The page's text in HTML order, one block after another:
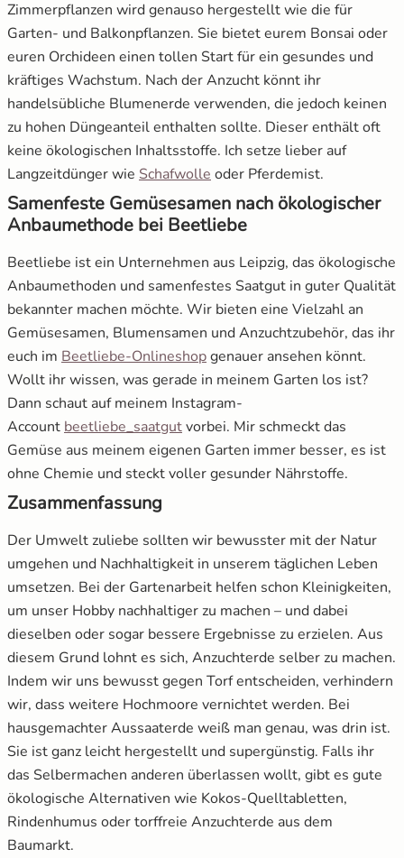
Zimmerpflanzen wird genauso hergestellt wie die für
Garten- und Balkonpflanzen. Sie bietet eurem Bonsai oder
euren Orchideen einen tollen Start für ein gesundes und
kräftiges Wachstum. Nach der Anzucht könnt ihr
handelsübliche Blumenerde verwenden, die jedoch keinen
zu hohen Düngeanteil enthalten sollte. Dieser enthält oft
keine ökologischen Inhaltsstoffe. Ich setze lieber auf
Langzeitdünger wie Schafwolle öffnet in neuem Fenster
oder Pferdemist.
Samenfeste Gemüsesamen nach ökologischer
Anbaumethode bei Beetliebe
Beetliebe ist ein Unternehmen aus Leipzig, das ökologische
Anbaumethoden und samenfestes Saatgut in guter Qualität
bekannter machen möchte. Wir bieten eine Vielzahl an
Gemüsesamen, Blumensamen und Anzuchtzubehör, das ihr
euch im Beetliebe-Onlineshopöffnet in neuem Fenster
genauer ansehen könnt.
Wollt ihr wissen, was gerade in meinem Garten los ist?
Dann schaut auf meinem Instagram-
Account beetliebe_saatgutöffnet in neuem Fenster
vorbei. Mir schmeckt das
Gemüse aus meinem eigenen Garten immer besser, es ist
ohne Chemie und steckt voller gesunder Nährstoffe.
Zusammenfassung
Der Umwelt zuliebe sollten wir bewusster mit der Natur
umgehen und Nachhaltigkeit in unserem täglichen Leben
umsetzen. Bei der Gartenarbeit helfen schon Kleinigkeiten,
um unser Hobby nachhaltiger zu machen – und dabei
dieselben oder sogar bessere Ergebnisse zu erzielen. Aus
diesem Grund lohnt es sich, Anzuchterde selber zu machen.
Indem wir uns bewusst gegen Torf entscheiden, verhindern
wir, dass weitere Hochmoore vernichtet werden. Bei
hausgemachter Aussaaterde weiß man genau, was drin ist.
Sie ist ganz leicht hergestellt und supergünstig. Falls ihr
das Selbermachen anderen überlassen wollt, gibt es gute
ökologische Alternativen wie Kokos-Quelltabletten,
Rindenhumus oder torffreie Anzuchterde aus dem
Baumarkt.